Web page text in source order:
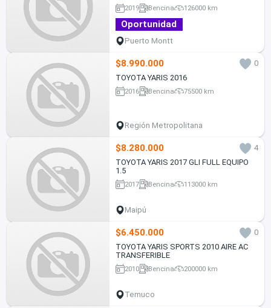
2019 Bencina 126000 km
Oportunidad
Puerto Montt
$8.990.000
0
TOYOTA YARIS 2016
2016 Bencina 75500 km
Región Metropolitana
$8.280.000
4
TOYOTA YARIS 2017 GLI FULL EQUIPO
1.5
2017 Bencina 113000 km
Maipú
$6.450.000
0
TOYOTA YARIS SPORTS 2010 AIRE AC
TRANSFERIBLE
2010 Bencina 200000 km
Temuco